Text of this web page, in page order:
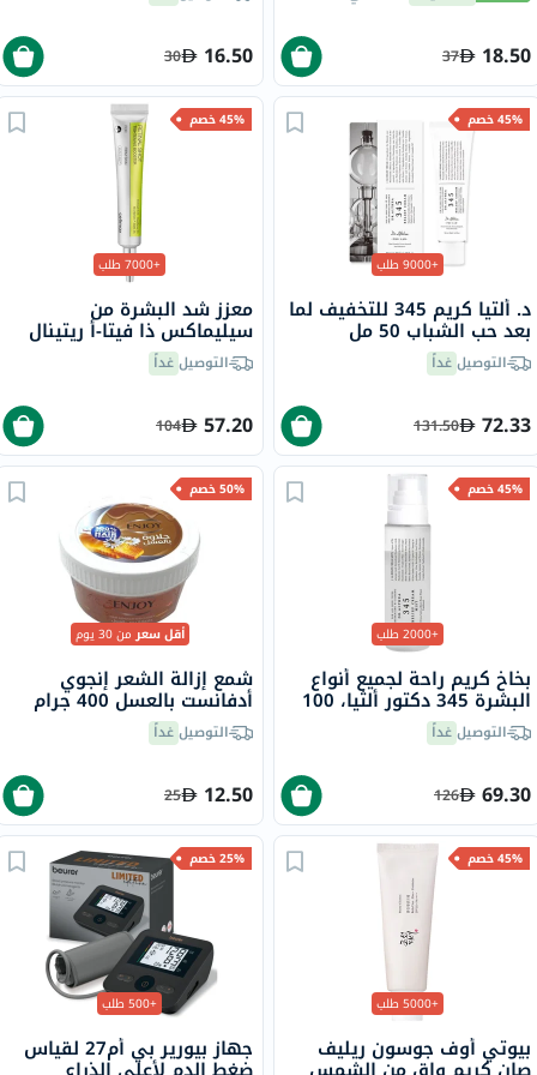
18.50
37
16.50
30
45% خصم
+9000 طلب
د. ألتيا كريم 345 للتخفيف لما
بعد حب الشباب 50 مل
التوصيلغداً
72.33
131.50
45% خصم
+7000 طلب
معزز شد البشرة من
سيليماكس ذا فيتا-أ ريتينال
شوت، 15 مل
التوصيلغداً
57.20
104
45% خصم
+2000 طلب
بخاخ كريم راحة لجميع أنواع
البشرة 345 دكتور ألثيا، 100
ملالتوصيلغداً
69.30
126
50% خصم
أقل سعرمن 30 يوم
شمع إزالة الشعر إنجوي
أدفانست بالعسل 400 جرام
التوصيلغداً
12.50
25
45% خصم
+5000 طلب
بيوتي أوف جوسون ريليف
25% خصم
+500 طلب
جهاز بيورير بي أم27 لقياس